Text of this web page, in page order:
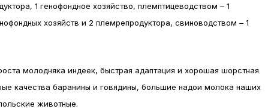
1 генофондное хозяйство, племптицеводством – 1
хозяйств и 2 племрепродуктора, свиноводством – 1
молодняка индеек, быстрая адаптация и хорошая шорстная
качества баранины и говядины, большие надои молока наших
животные.